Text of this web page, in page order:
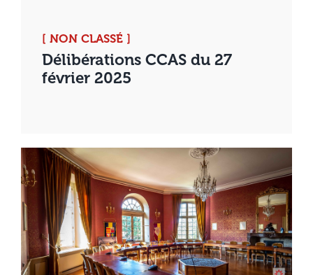
[ NON CLASSÉ ]
Délibérations CCAS du 27
février 2025